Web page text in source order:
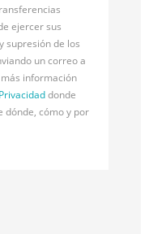
ejercer sus
supresión de los
un correo a
información
donde
dónde, cómo y por